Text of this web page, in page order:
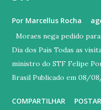
Por Marcellus Rocha
Moraes nega pedido
Dia dos Pais Todas as
ministro do STF Felipe
Brasil Publicado em 08/
Alexandre de Moraes, do
COMPARTILHAR